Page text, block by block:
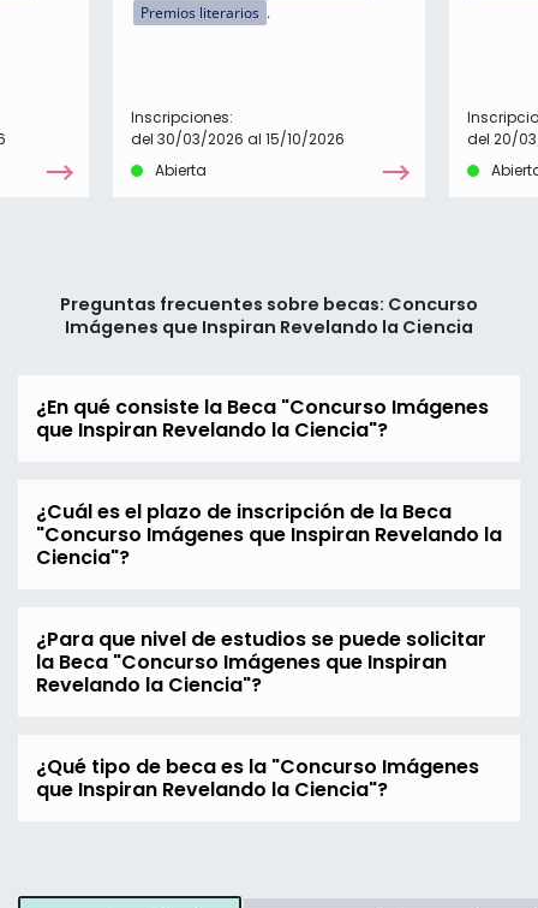
Premios literarios
Inscripciones:
del 30/03/2026 al 15/10/2026
Abierta
del 20/
Preguntas frecuentes sobre becas: Concurso
Imágenes que Inspiran Revelando la Ciencia
¿En qué consiste la Beca "Concurso Imágenes
que Inspiran Revelando la Ciencia"?
¿Cuál es el plazo de inscripción de la Beca
"Concurso Imágenes que Inspiran Revelando la
Ciencia"?
¿Para que nivel de estudios se puede solicitar
la Beca "Concurso Imágenes que Inspiran
Revelando la Ciencia"?
¿Qué tipo de beca es la "Concurso Imágenes
que Inspiran Revelando la Ciencia"?